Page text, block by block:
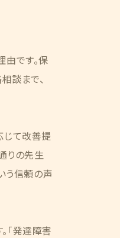
です。保
談まで、
じて改善提
りの先生
う信頼の声
「発達障害